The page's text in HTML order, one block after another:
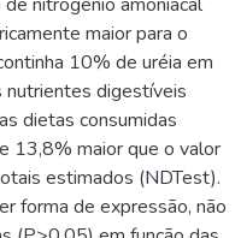
maior para o
10% de uréia em
nutrientes digestíveis
dietas consumidas
13,8% maior que o valor
estimados (NDTest).
forma de expressão, não